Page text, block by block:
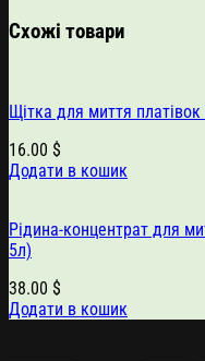
Схожі товари
Щітка для миття
16.00 $
Додати в кошик
Рідина-концентрат для
5л)
38.00 $
Додати в кошик